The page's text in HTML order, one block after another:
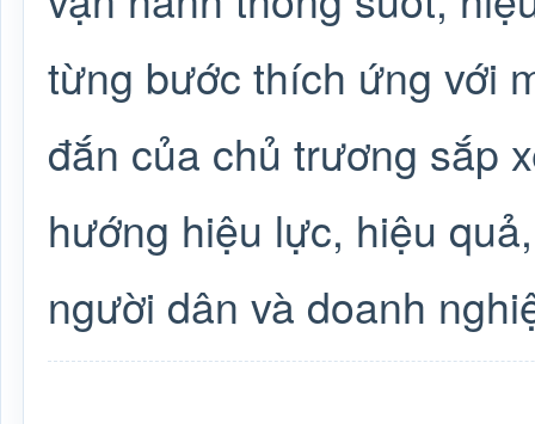
từng bước thích ứng với
đắn của chủ trương sắp
hướng hiệu lực, hiệu
người dân và doanh